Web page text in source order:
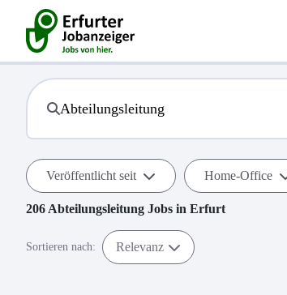
Veröffentlicht seit Home-Office
206 Abteilungsleitung Jobs in Erfurt
Sortieren nach: Relevanz